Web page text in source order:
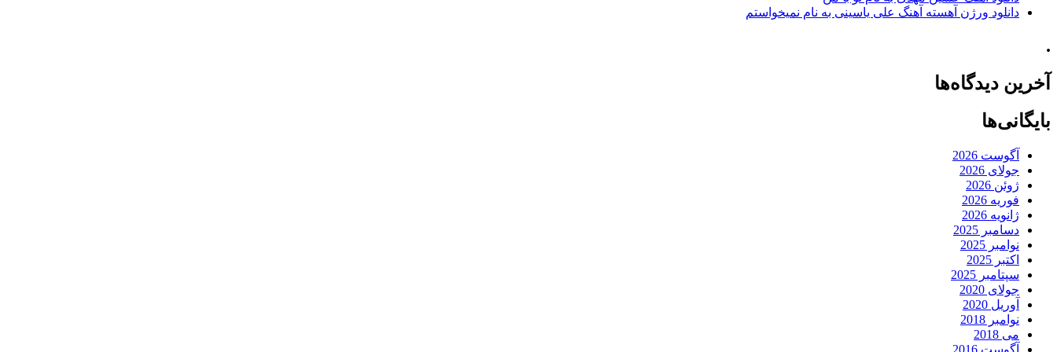
دانلود ورژن آهسته آهنگ علی یاسینی به نام نمیخواستم
.
آخرین دیدگاه‌ها
بایگانی‌ها
آگوست 2026
جولای 2026
ژوئن 2026
فوریه 2026
ژانویه 2026
دسامبر 2025
نوامبر 2025
اکتبر 2025
سپتامبر 2025
جولای 2020
آوریل 2020
نوامبر 2018
می 2018
آگوست 2016